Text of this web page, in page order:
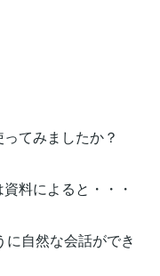
てみましたか？
料によると・・・
に自然な会話ができ